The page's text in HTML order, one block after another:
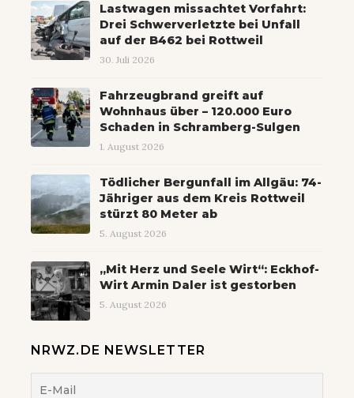
Lastwagen missachtet Vorfahrt:
Drei Schwerverletzte bei Unfall
auf der B462 bei Rottweil
30. Juli 2026
Fahrzeugbrand greift auf
Wohnhaus über – 120.000 Euro
Schaden in Schramberg-Sulgen
1. August 2026
Tödlicher Bergunfall im Allgäu: 74-
Jähriger aus dem Kreis Rottweil
stürzt 80 Meter ab
5. August 2026
„Mit Herz und Seele Wirt“: Eckhof-
Wirt Armin Daler ist gestorben
5. August 2026
NRWZ.DE NEWSLETTER